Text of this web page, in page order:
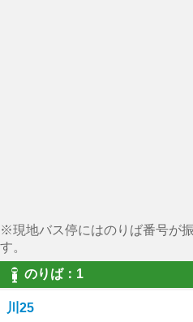
※現地バス停にはのりば番号が
す。
のりば：1
川25